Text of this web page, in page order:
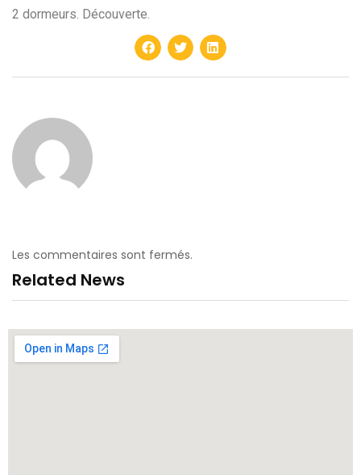
2 dormeurs. Découverte.
Les commentaires sont fermés.
Related News